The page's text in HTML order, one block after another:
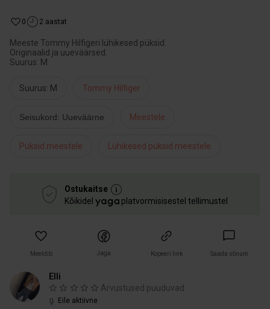
0 2 aastat
Meeste Tommy Hilfigeri lühikesed püksid.
Originaalid ja uueväärsed.
Suurus: M
Suurus: M Tommy Hilfiger
Seisukord: Uueväärne Meestele
Püksid meestele Lühikesed püksid meestele
Ostukaitse
Kõikidel
platvormisisestel tellimustel
Meeldib Jaga Kopeeri link Saada sõnum
Elli
Arvustused puuduvad
Eile aktiivne